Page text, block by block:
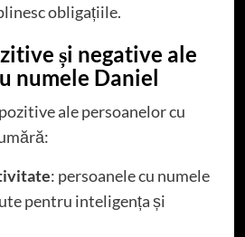
obligațiile.
și negative ale
numele Daniel
ale persoanelor cu
: persoanele cu numele
pentru inteligența și